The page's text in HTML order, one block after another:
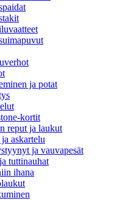
ja potat
kortit
reput ja laukut
askartelu
ja vauvapesät
tuttinauhat
ihana